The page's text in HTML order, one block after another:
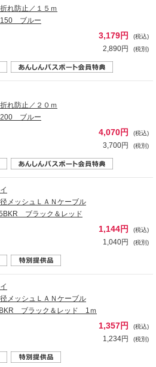
れ防止／１５ｍ
ブルー
3,179円 (税込)
2,890円 (税別)
れ防止／２０ｍ
ブルー
4,070円 (税込)
3,700円 (税別)
メッシュＬＡＮケーブル
ブラック＆レッド
1,144円 (税込)
1,040円 (税別)
メッシュＬＡＮケーブル
ブラック＆レッド 1ｍ
1,357円 (税込)
1,234円 (税別)